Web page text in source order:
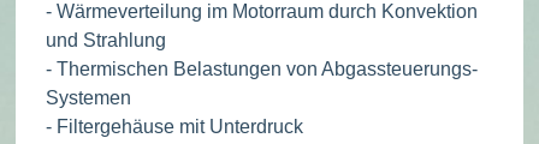
- Wärmeverteilung im Motorraum durch Konvektion
und Strahlung
- Thermischen Belastungen von Abgassteuerungs-
Systemen
- Filtergehäuse mit Unterdruck